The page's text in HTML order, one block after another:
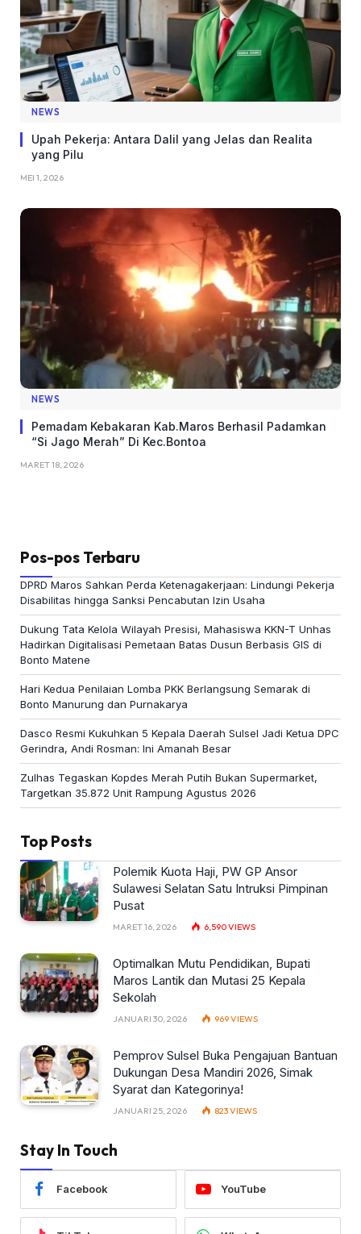
NEWS
Upah Pekerja: Antara Dalil yang Jelas dan Realita
yang Pilu
MEI 1, 2026
NEWS
Pemadam Kebakaran Kab.Maros Berhasil Padamkan
“Si Jago Merah” Di Kec.Bontoa
MARET 18, 2026
Pos-pos Terbaru
DPRD Maros Sahkan Perda Ketenagakerjaan: Lindungi Pekerja
Disabilitas hingga Sanksi Pencabutan Izin Usaha
Dukung Tata Kelola Wilayah Presisi, Mahasiswa KKN-T Unhas
Hadirkan Digitalisasi Pemetaan Batas Dusun Berbasis GIS di
Bonto Matene
Hari Kedua Penilaian Lomba PKK Berlangsung Semarak di
Bonto Manurung dan Purnakarya
Dasco Resmi Kukuhkan 5 Kepala Daerah Sulsel Jadi Ketua DPC
Gerindra, Andi Rosman: Ini Amanah Besar
Zulhas Tegaskan Kopdes Merah Putih Bukan Supermarket,
Targetkan 35.872 Unit Rampung Agustus 2026
Top Posts
Polemik Kuota Haji, PW GP Ansor
Sulawesi Selatan Satu Intruksi Pimpinan
Pusat
MARET 16, 2026 6,590VIEWS
Optimalkan Mutu Pendidikan, Bupati
Maros Lantik dan Mutasi 25 Kepala
Sekolah
JANUARI 30, 2026 969VIEWS
Pemprov Sulsel Buka Pengajuan Bantuan
Dukungan Desa Mandiri 2026, Simak
Syarat dan Kategorinya!
JANUARI 25, 2026 823VIEWS
Stay In Touch
Facebook YouTube